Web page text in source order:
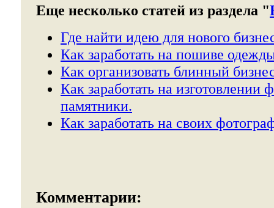
Еще несколько статей из раздела "
Где найти идею для нового
Как заработать на пошиве
Как организовать блинный
Как заработать на изготовлении
памятники.
Как заработать на своих
Комментарии: